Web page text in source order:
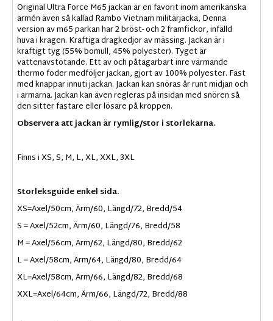
Original Ultra Force M65 jackan är en favorit inom amerikanska
armén även så kallad Rambo Vietnam militärjacka, Denna
version av m65 parkan har 2 bröst- och 2 framfickor, infälld
huva i kragen. Kraftiga dragkedjor av mässing. Jackan är i
kraftigt tyg (55% bomull, 45% polyester). Tyget är
vattenavstötande. Ett av och påtagarbart inre värmande
thermo foder medföljer jackan, gjort av 100% polyester. Fäst
med knappar innuti jackan. Jackan kan snöras år runt midjan och
i armarna. Jackan kan även regleras på insidan med snören så
den sitter fastare eller lösare på kroppen.
Observera att jackan är rymlig/stor i storlekarna.
Finns i XS, S, M, L, XL, XXL, 3XL
Storleksguide enkel sida.
XS=Axel/50cm, Ärm/60, Längd/72, Bredd/54
S = Axel/52cm, Ärm/60, Längd/76, Bredd/58
M = Axel/56cm, Ärm/62, Längd/80, Bredd/62
L = Axel/58cm, Ärm/64, Längd/80, Bredd/64
XL=Axel/58cm, Ärm/66, Längd/82, Bredd/68
XXL=Axel/64cm, Ärm/66, Längd/72, Bredd/88